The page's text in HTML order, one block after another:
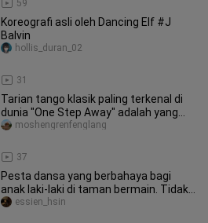
59
Koreografi asli oleh Dancing Elf #J
Balvin
31
hollis_duran_02
Tarian tango klasik paling terkenal di
dunia "One Step Away" adalah yang
paling kejam
37
moshengrenfenglang
Pesta dansa yang berbahaya bagi
anak laki-laki di taman bermain. Tidak
ada teknik, yang ada hanyalah
essien_hsin